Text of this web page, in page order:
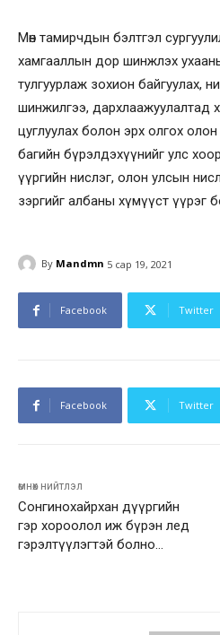
Мөн тамирчдын бэлтгэл
хамгааллын дор шинжлэх ухааны
тулгуурлаж зохион байгуулах,
шинжилгээ, дархлаажуулалтад
цуглуулах болон эрх олгох
багийн бүрэлдэхүүнийг улс
үүргийн нислэг, олон улсын
зэргийг албаны хүмүүст үүрэг
By Mandmn 5 сар 19, 2021
Facebook Twitter
Facebook Twitter
өмнөх нийтлэл
Сонгинохайрхан дүүргийн
гэр хороолол иж бүрэн лед
гэрэлтүүлэгтэй болно…